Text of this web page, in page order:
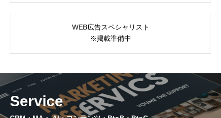
PRIVACY POLICY
特定商取引法に基づく表記
WEB広告スペシャリスト
※掲載準備中
Service